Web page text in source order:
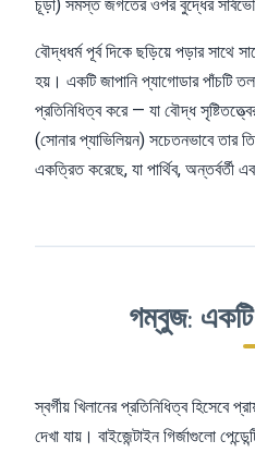
চূড়া) সমস্ত জগতের ওপর বুদ্ধের
বৌদ্ধধর্ম পূর্ব দিকে ছড়িয়ে পড়ার সাথে
হয়। একটি জাপানি প্যাগোডার পাঁচটি
প্রতিনিধিত্ব করে — যা বৌদ্ধ
(সোনার প্যাভিলিয়ন) সচেতনভাবে তার
একত্রিত করেছে, যা পার্থিব, অন্তর্বর্তী
গম্বুজ: একটি
স্বর্গীয় খিলানের প্রতিনিধিত্ব হিসেবে
দেখা যায়। বাইজেন্টাইন গির্জাগুলো